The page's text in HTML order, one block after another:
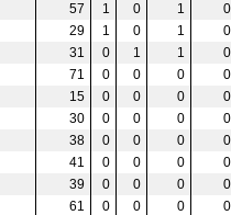
57 1 0 1
0
29 1 0 1
0
31 0 1 1
0
71 0 0 0
0
15 0 0 0
0
30 0 0 0
0
38 0 0 0
0
41 0 0 0
0
39 0 0 0
0
61 0 0 0
0